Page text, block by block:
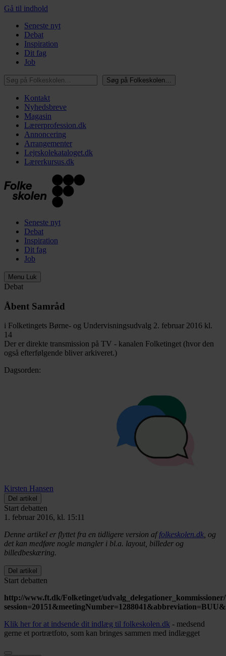
Gå til indhold
Seneste nyt
Debat
Inspiration
Dit fag
Job
Søg på Folkeskolen…
Søg på Folkeskolen…
Kontakt
Nyhedsbreve
Magasin
Lærerprofession.dk
Annoncering
Arrangementer
Lejrskolekataloget.dk
Lærerkursus.dk
Seneste nyt
Debat
Inspiration
Dit fag
Job
Menu Luk
Debat
Åbent Samråd
i Folketingets Børne- og Undervisningsudvalg 2. februar 2016 kl.
14
Der er direkte transmission på TV - kanalen Folketinget (hvor den
også efterfølgende bliver arkiveret.)
Dagsorden:
Kirsten Hansen
Del artikel
Start debatten
1. februar 2016, kl. 15:11
Denne artikel er flyttet fra en tidligere version affolkeskolen.dk, og
det kan medføre nogle mangler i bl.a. layout, billeder og
billedbeskæring.
Del artikel
Start debatten
http://www.ft.dk/Folketinget/
Klik her for at indsende dit indlæg til folkeskolen.dk - medsend
gerne et portrætfoto, som kan bringes sammen med indlægget